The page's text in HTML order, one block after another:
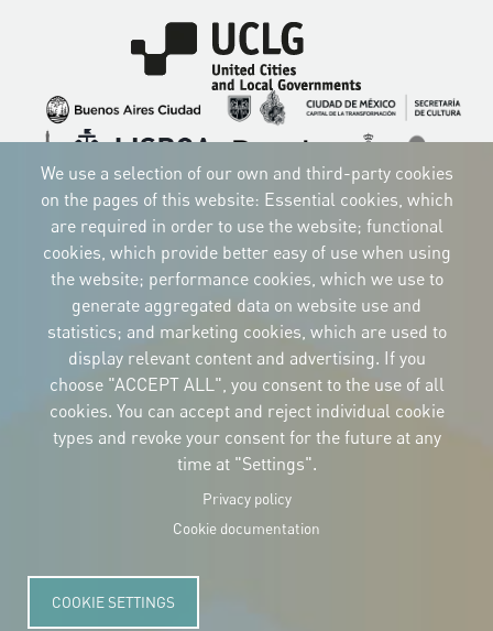
Imagen
Imagen
Imagen
ImagenImagen Imagen
Imagen
ImagenImagenImagen
CORPORATIVE IDENTITY
Download
the logos
and the manual
NEWSLETTER
CONTACT
Carrer Avinyó, 15
08002 Barcelona
culture@uclg.org
We use a selection of our own and third-party cookies
on the pages of this website: Essential cookies, which
are required in order to use the website; functional
cookies, which provide better easy of use when using
the website; performance cookies, which we use to
generate aggregated data on website use and
statistics; and marketing cookies, which are used to
display relevant content and advertising. If you
choose "ACCEPT ALL", you consent to the use of all
cookies. You can accept and reject individual cookie
types and revoke your consent for the future at any
time at "Settings".
Privacy policy
Cookie documentation
COOKIE SETTINGS